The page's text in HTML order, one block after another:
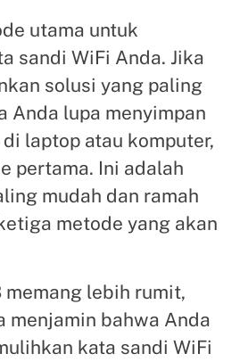
utama untuk
sandi WiFi Anda. Jika
solusi yang paling
Anda lupa menyimpan
laptop atau komputer,
pertama. Ini adalah
mudah dan ramah
metode yang akan
memang lebih rumit,
menjamin bahwa Anda
kata sandi WiFi